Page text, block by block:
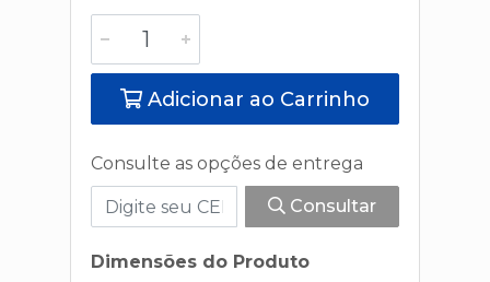
Adicionar ao Carrinho
Consulte as opções de entrega
Consultar
Dimensões do Produto